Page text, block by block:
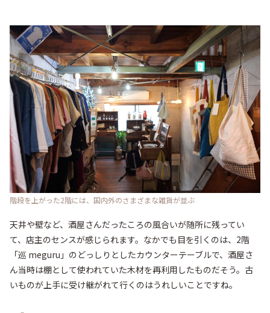
階段を上がった2階には、国内外のさまざまな雑貨が並ぶ
天井や壁など、酒屋さんだったころの風合いが随所に残ってい
て、店主のセンスが感じられます。なかでも目を引くのは、2階
「巡 meguru」のどっしりとしたカウンターテーブルで、酒屋さ
ん当時は棚として使われていた木材を再利用したものだそう。古
いものが上手に受け継がれて行くのはうれしいことですね。